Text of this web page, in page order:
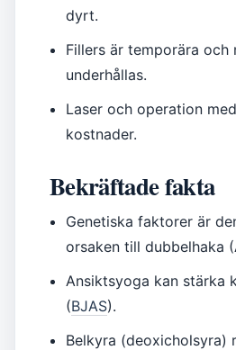
dyrt.
Fillers är temporära och
underhållas.
Laser och operation
kostnader.
Bekräftade fakta
Genetiska faktorer är
orsaken till dubbelhaka
Ansiktsyoga kan stärka
(BJAS).
Belkyra (deoxicholsyra)